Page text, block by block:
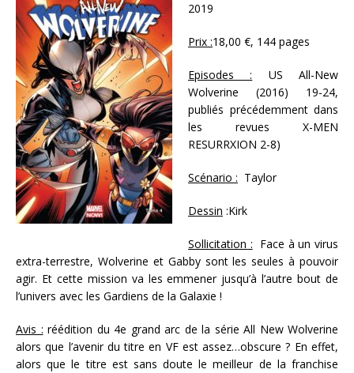
2019
Prix :18,00 €, 144 pages
Episodes : US All-New
Wolverine (2016) 19-24,
publiés précédemment dans
les revues X-MEN
RESURRXION 2-8)
Scénario : Taylor
Dessin :Kirk
Sollicitation : Face à un virus
extra-terrestre, Wolverine et Gabby sont les seules à pouvoir
agir. Et cette mission va les emmener jusqu’à l’autre bout de
l’univers avec les Gardiens de la Galaxie !
Avis : réédition du 4e grand arc de la série All New Wolverine
alors que l’avenir du titre en VF est assez…obscure ? En effet,
alors que le titre est sans doute le meilleur de la franchise